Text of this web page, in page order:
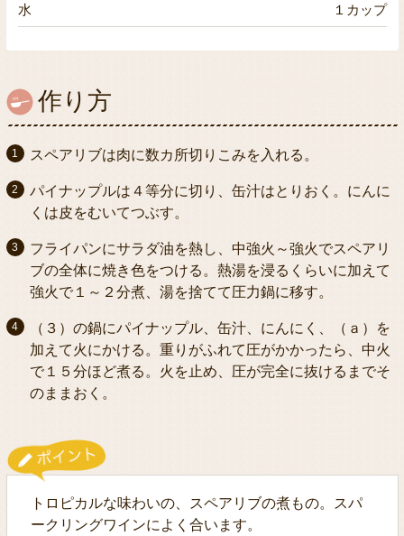
水 １カップ
作り方
スペアリブは肉に数カ所切りこみを入れる。
パイナップルは４等分に切り、缶汁はとりおく。にんに
くは皮をむいてつぶす。
フライパンにサラダ油を熱し、中強火～強火でスペアリ
ブの全体に焼き色をつける。熱湯を浸るくらいに加えて
強火で１～２分煮、湯を捨てて圧力鍋に移す。
（３）の鍋にパイナップル、缶汁、にんにく、（ａ）を
加えて火にかける。重りがふれて圧がかかったら、中火
で１５分ほど煮る。火を止め、圧が完全に抜けるまでそ
のままおく。
トロピカルな味わいの、スペアリブの煮もの。スパ
ークリングワインによく合います。